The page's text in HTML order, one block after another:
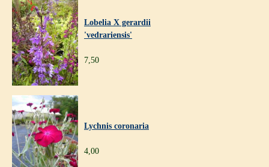
Lobelia X gerardii
'vedrariensis'
7,50
Lychnis coronaria
4,00